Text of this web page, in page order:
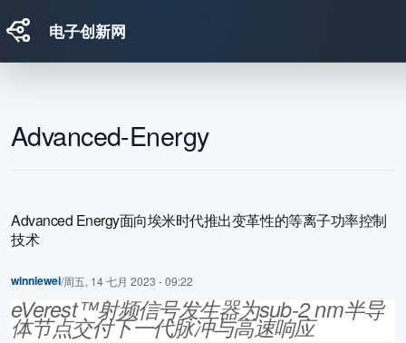
电子创新网
Advanced-Energy
Advanced Energy面向埃米时代推出变革性的等离子功率控制
技术
winniewei/周五, 14 七月 2023 - 09:22
eVerest™射频信号发生器为sub-2 nm半导
体节点交付下一代脉冲与高速响应